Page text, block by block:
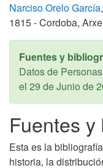
Narciso Orelo García
1815 - Cordoba,
Fuentes y
Datos de
el 29 de Junio de
Fuentes
Esta es la
historia, la